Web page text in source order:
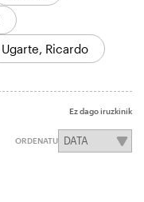
Ugarte, Ricardo
Ez dago iruzkinik
ORDENATU